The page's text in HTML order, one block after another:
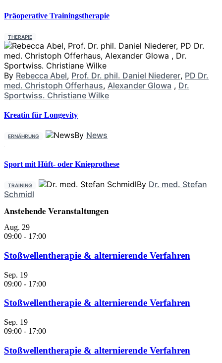
Präoperative Trainingstherapie
THERAPIE
By Rebecca Abel, Prof. Dr. phil. Daniel Niederer, PD Dr.
med. Christoph Offerhaus, Alexander Glowa , Dr.
Sportwiss. Christiane Wilke
Kreatin für Longevity
ERNÄHRUNG By News
Sport mit Hüft- oder Knieprothese
TRAINING By Dr. med. Stefan
Schmidl
Anstehende Veranstaltungen
Aug. 29
09:00 - 17:00
Stoßwellentherapie & alternierende Verfahren
Sep. 19
09:00 - 17:00
Stoßwellentherapie & alternierende Verfahren
Sep. 19
09:00 - 17:00
Stoßwellentherapie & alternierende Verfahren